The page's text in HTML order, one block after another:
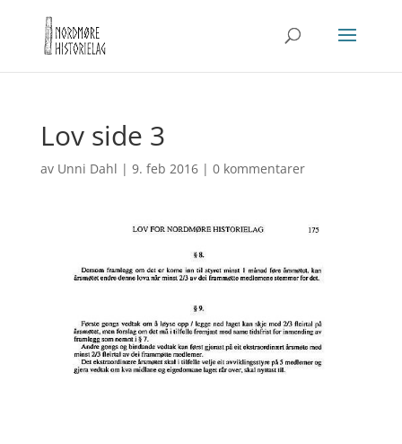
Lov side 3
av Unni Dahl | 9. feb 2016| 0 kommentarer